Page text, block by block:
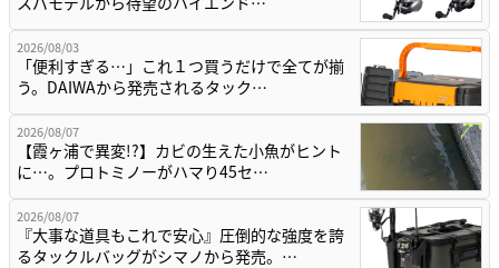
2026/08/03
「便利すぎる…」これ１つ買うだけで全てが揃
う。DAIWAから発売されるタック…
2026/08/07
【霞ヶ浦で異変!?】カビの生えた小魚がヒント
に…。プロトミノーがハマり45セ…
2026/08/07
『大事な道具もこれで安心』圧倒的な強度を誇
るタックルバッグがシマノから発売。…